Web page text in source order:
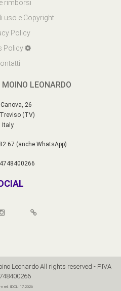
rimborsi
uso e Copyright
Policy
Policy
LEONARDO
26
(TV)
Italy
67 (anche WhatsApp)
Leonardo All rights reserved - P.IVA
rel. IDCLI17.2026